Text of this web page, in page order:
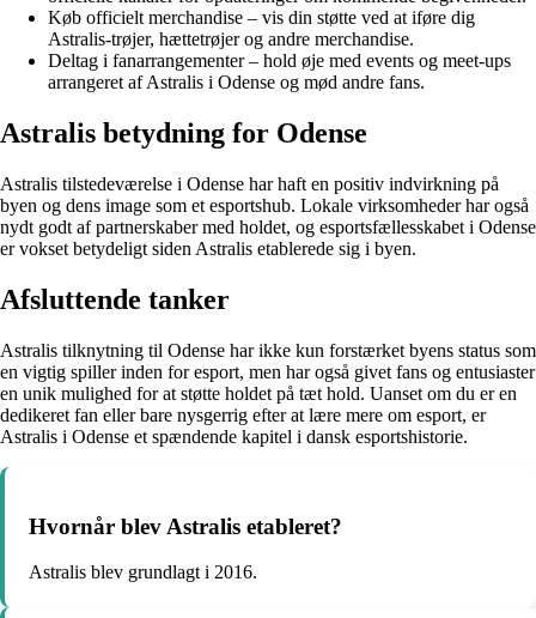
Køb officielt merchandise – vis din støtte ved at iføre dig
Astralis-trøjer, hættetrøjer og andre merchandise.
Deltag i fanarrangementer – hold øje med events og meet-ups
arrangeret af Astralis i Odense og mød andre fans.
Astralis betydning for Odense
Astralis tilstedeværelse i Odense har haft en positiv indvirkning på
byen og dens image som et esportshub. Lokale virksomheder har også
nydt godt af partnerskaber med holdet, og esportsfællesskabet i Odense
er vokset betydeligt siden Astralis etablerede sig i byen.
Afsluttende tanker
Astralis tilknytning til Odense har ikke kun forstærket byens status som
en vigtig spiller inden for esport, men har også givet fans og entusiaster
en unik mulighed for at støtte holdet på tæt hold. Uanset om du er en
dedikeret fan eller bare nysgerrig efter at lære mere om esport, er
Astralis i Odense et spændende kapitel i dansk esportshistorie.
Hvornår blev Astralis etableret?
Astralis blev grundlagt i 2016.